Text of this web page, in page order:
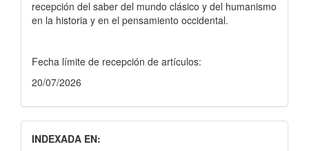
recepción del saber del mundo clásico y del humanismo
en la historia y en el pensamiento occidental.
Fecha límite de recepción de artículos:
20/07/2026
INDEXADA EN: